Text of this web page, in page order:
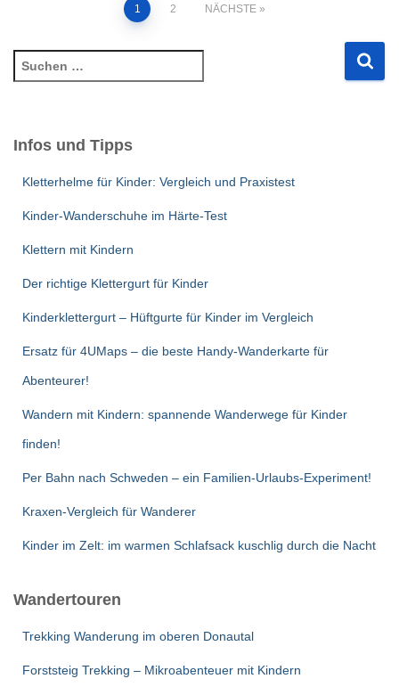
Seitennummerierung
der
1 2 NÄCHSTE
u
eInfos und Tipps
Kletterhelme für Kinder: Vergleich und Praxistest
Kinder-Wanderschuhe im Härte-Test
Klettern mit Kindern
Der richtige Klettergurt für Kinder
Kinderklettergurt – Hüftgurte für Kinder im Vergleich
Ersatz für 4UMaps – die beste Handy-Wanderkarte für
Abenteurer!
Wandern mit Kindern: spannende Wanderwege für Kinder
finden!
Per Bahn nach Schweden – ein Familien-Urlaubs-Experiment!
Kraxen-Vergleich für Wanderer
Kinder im Zelt: im warmen Schlafsack kuschlig durch die Nacht
Wandertouren
Trekking Wanderung im oberen Donautal
Forststeig Trekking – Mikroabenteuer mit Kindern